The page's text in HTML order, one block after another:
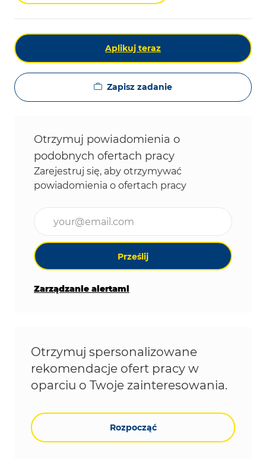
Aplikuj teraz
Zapisz zadanie
Otrzymuj powiadomienia o
podobnych ofertach pracy
Zarejestruj się, aby otrzymywać
powiadomienia o ofertach pracy
Prześlij
Zarządzanie alertami
Otrzymuj spersonalizowane
rekomendacje ofert pracy w
oparciu o Twoje zainteresowania.
Rozpocząć